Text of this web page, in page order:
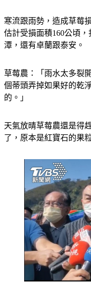
寒流跟雨勢，造成草莓
估計受損面積160公頃，
草莓農：「雨水太多裂
個蒂頭弄掉如果好的乾
天氣放晴草莓農還是得